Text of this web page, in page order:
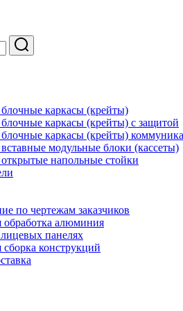
каркасы (крейты)
каркасы (крейты) с защитой
каркасы (крейты)
модульные блоки (кассеты)
напольные стойки
по чертежам заказчиков
обработка алюминия
панелях
конструкций